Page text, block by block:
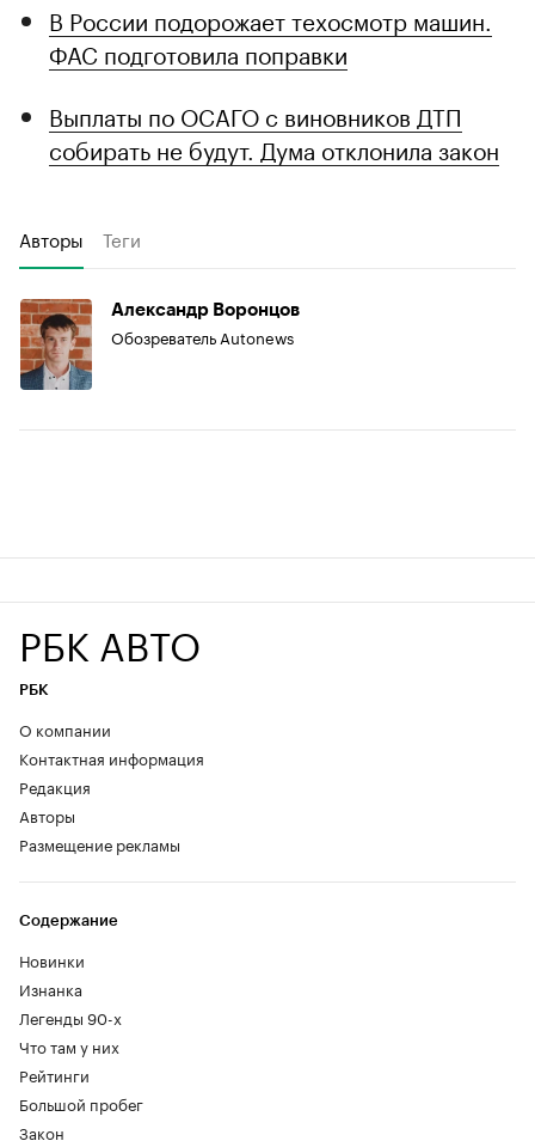
В России подорожает техосмотр машин.
ФАС подготовила поправки
Выплаты по ОСАГО с виновников ДТП
собирать не будут. Дума отклонила закон
Авторы Теги
Александр Воронцов
Обозреватель Autonews
РБК АВТО
РБК
О компании
Контактная информация
Редакция
Авторы
Размещение рекламы
Содержание
Новинки
Изнанка
Легенды 90-х
Что там у них
Рейтинги
Большой пробег
Закон